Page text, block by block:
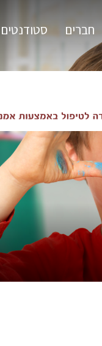
חברים סטודנטים